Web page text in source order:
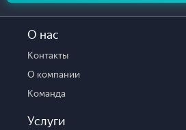
О нас
Контакты
О компании
Команда
Услуги